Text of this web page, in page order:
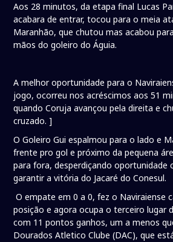
Aos 28 minutos, da etapa final Lucas
acabara de entrar, tocou para o meia
Maranhão, que chutou mas acabou
mãos do goleiro do Águia.
A melhor oportunidade para o
jogo, ocorreu nos acréscimos aos 51
quando Coruja avançou pela direita e
cruzado. ]
O Goleiro Gui espalmou para o lado e
frente pro gol e próximo da pequena
para fora, desperdiçando oportunidade
garantir a vitória do Jacaré do Conesul.
O empate em 0 a 0, fez o Naviraiense
posição e agora ocupa o terceiro lugar
com 11 pontos ganhos, um a menos
Dourados Atletico Clube (DAC), que